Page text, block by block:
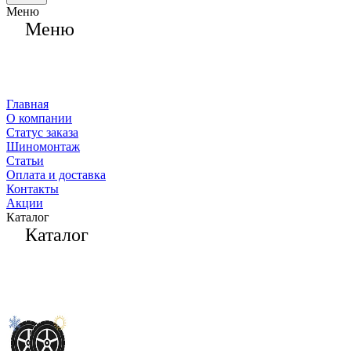
Меню
Меню
Главная
О компании
Статус заказа
Шиномонтаж
Статьи
Оплата и доставка
Контакты
Акции
Каталог
Каталог